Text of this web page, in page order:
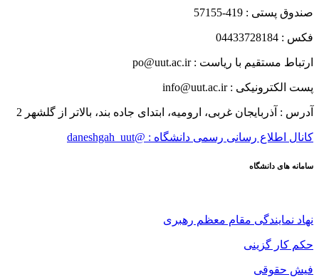
صندوق پستی : 419-57155
فکس : 04433728184
ارتباط مستقیم با ریاست : po@uut.ac.ir
پست الکترونیکی : info@uut.ac.ir
آدرس : آذربایجان غربی، ارومیه، ابتدای جاده بند، بالاتر از گلشهر 2
کانال اطلاع رسانی رسمی دانشگاه : @daneshgah_uut
سامانه های دانشگاه
نهاد نمایندگی مقام معظم رهبری
حکم کار گزینی
فیش حقوقی